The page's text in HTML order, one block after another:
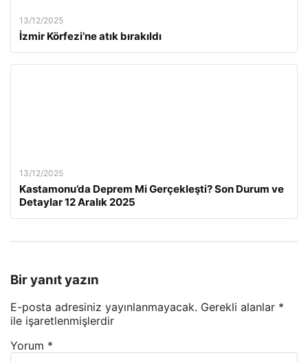
13/12/2025
İzmir Körfezi’ne atık bırakıldı
13/12/2025
Kastamonu’da Deprem Mi Gerçekleşti? Son Durum ve
Detaylar 12 Aralık 2025
Bir yanıt yazın
E-posta adresiniz yayınlanmayacak. Gerekli alanlar *
ile işaretlenmişlerdir
Yorum *